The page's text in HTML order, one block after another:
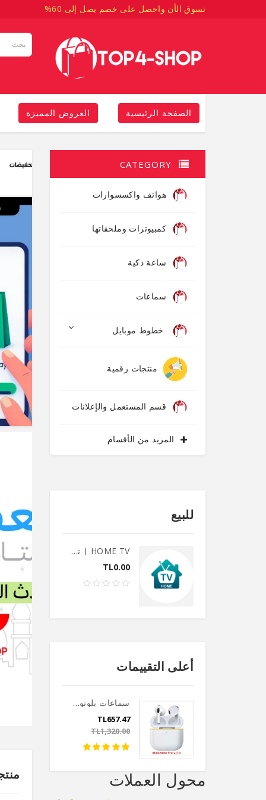
تسوق الأن واحصل على خصم يصل إلى 60%
الصفحة الرئيسية العروض المميزة
CATEGORY
هواتف واكسسوارات
كمبيوترات وملحقاتها
ساعة ذكية
سماعات
خطوط موبايل
منتجات رقمية
قسم المستعمل والإعلانات
المزيد من الأقسام
للبيع
HOME TV | تطبيق IPTV
TL0.00
أعلى التقييمات
سماعات بلوتوث MAGNUM 7.0
TL657.47
TL1,320.00
محول العملات